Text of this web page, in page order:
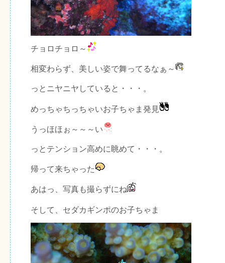
チョロチョロ～
相変わらず、美しい姿で舞ってるなぁ～
っとニヤニヤしていると・・・。
めっちゃちっちゃいお子ちゃま発見
うっほほぉ～～～い
っとテンション高めに眺めて・・・。
帰って来ちゃった
あはっ、写真も撮らずにね
そして、セダカギンポのお子ちゃま